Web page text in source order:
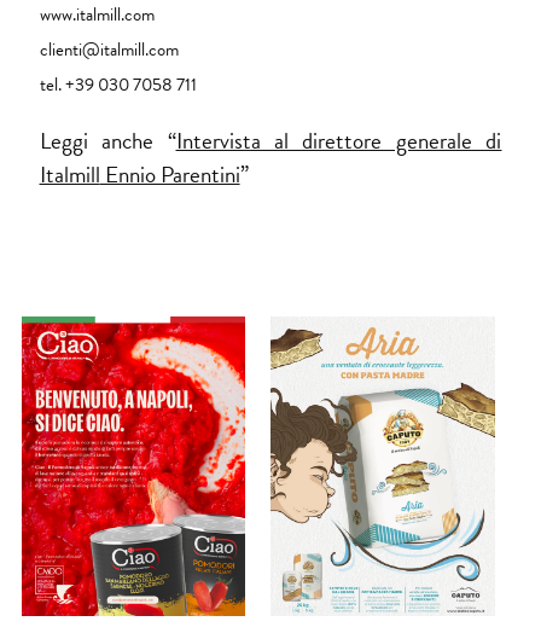
www.italmill.com
clienti@italmill.com
tel. +39 030 7058 711
Leggi anche “Intervista al direttore generale di
ItalmillEnnio Parentini”